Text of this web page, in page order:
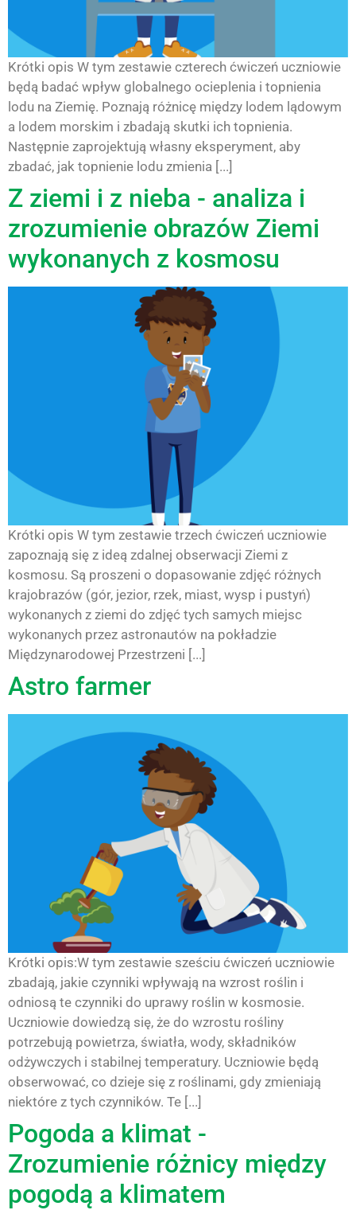
Krótki opis W tym zestawie czterech ćwiczeń uczniowie
będą badać wpływ globalnego ocieplenia i topnienia
lodu na Ziemię. Poznają różnicę między lodem lądowym
a lodem morskim i zbadają skutki ich topnienia.
Następnie zaprojektują własny eksperyment, aby
zbadać, jak topnienie lodu zmienia [...]
Z ziemi i z nieba - analiza i
zrozumienie obrazów Ziemi
wykonanych z kosmosu
Krótki opis W tym zestawie trzech ćwiczeń uczniowie
zapoznają się z ideą zdalnej obserwacji Ziemi z
kosmosu. Są proszeni o dopasowanie zdjęć różnych
krajobrazów (gór, jezior, rzek, miast, wysp i pustyń)
wykonanych z ziemi do zdjęć tych samych miejsc
wykonanych przez astronautów na pokładzie
Międzynarodowej Przestrzeni [...]
Astro farmer
Krótki opis:W tym zestawie sześciu ćwiczeń uczniowie
zbadają, jakie czynniki wpływają na wzrost roślin i
odniosą te czynniki do uprawy roślin w kosmosie.
Uczniowie dowiedzą się, że do wzrostu rośliny
potrzebują powietrza, światła, wody, składników
odżywczych i stabilnej temperatury. Uczniowie będą
obserwować, co dzieje się z roślinami, gdy zmieniają
niektóre z tych czynników. Te [...]
Pogoda a klimat -
Zrozumienie różnicy między
pogodą a klimatem